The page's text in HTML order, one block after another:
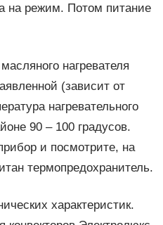
на режим. Потом питание
нагревателя
(зависит от
нагревательного
90 – 100 градусов.
и посмотрите, на
термопредохранитель.
характеристик.